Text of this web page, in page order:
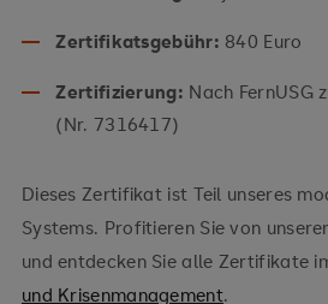
Zertifikatsgebühr: 840 Euro
Zertifizierung: Nach FernUSG
(Nr. 7316417)
Dieses Zertifikat ist Teil unseres
Systems. Profitieren Sie von
und entdecken Sie alle Zertifikate
und Krisenmanagement.